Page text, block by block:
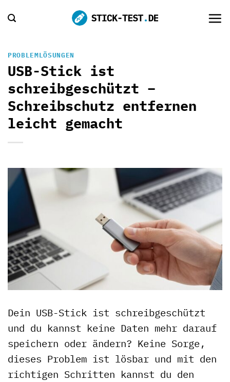
Inhalt
PROBLEMLÖSUNGEN
USB-Stick ist
schreibgeschützt –
Schreibschutz entfernen
leicht gemacht
Dein USB-Stick ist schreibgeschützt
und du kannst keine Daten mehr darauf
speichern oder ändern? Keine Sorge,
dieses Problem ist lösbar und mit den
richtigen Schritten kannst du den